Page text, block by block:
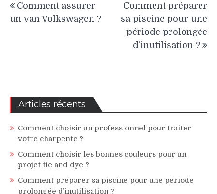
de
Comment assurer
un van Volkswagen ?
Comment préparer
sa piscine pour une
période prolongée
d’inutilisation ?
Articles récents
Comment choisir un professionnel pour traiter
votre charpente ?
Comment choisir les bonnes couleurs pour un
projet tie and dye ?
Comment préparer sa piscine pour une période
prolongée d’inutilisation ?